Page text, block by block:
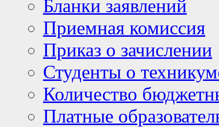
Бланки заявлений
Приемная комиссия
Приказ о зачислении
Студенты о
Количество
Платные